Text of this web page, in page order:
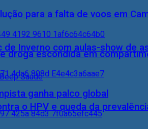
de Inverno com aulas-show de
o HPV e queda da
para a falta de voos em
droga escondida em
ganha palco global